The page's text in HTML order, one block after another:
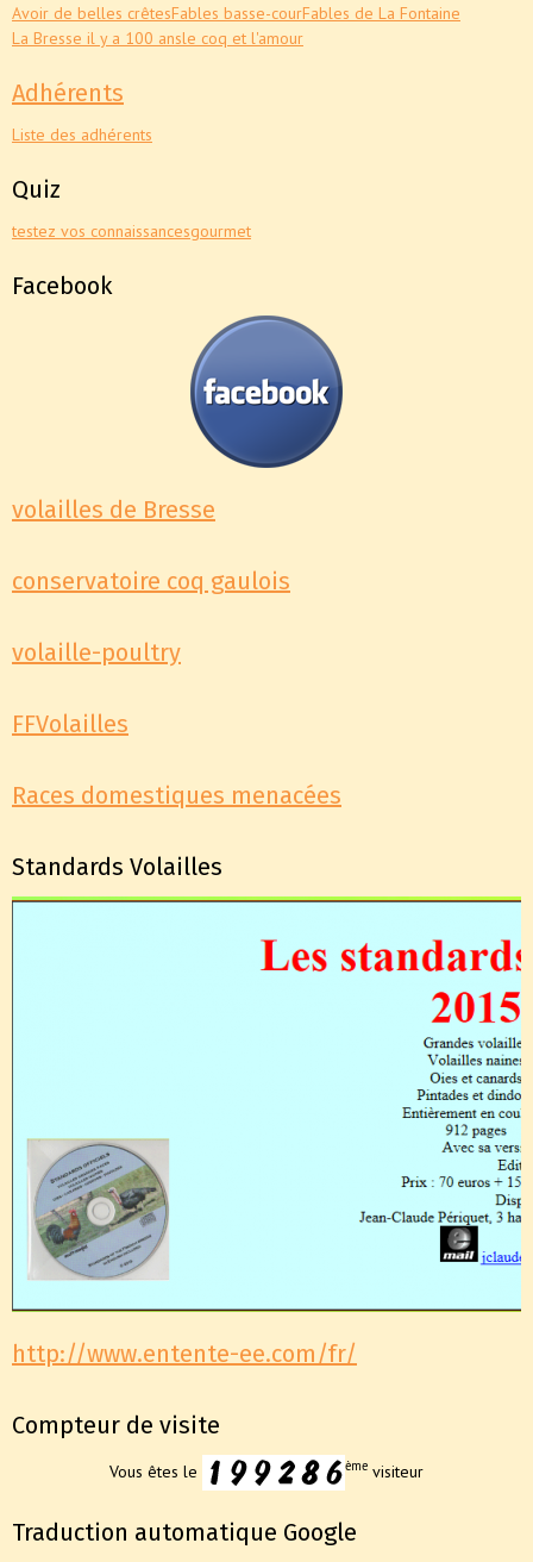
Avoir de belles crêtesFables basse-courFables de La Fontaine
La Bresse il y a 100 ansle coq et l'amour
Adhérents
Liste des adhérents
Quiz
testez vos connaissancesgourmet
Facebook
volailles de Bresse
conservatoire coq gaulois
volaille-poultry
FFVolailles
Races domestiques menacées
Standards Volailles
http://www.entente-ee.com/fr/
Compteur de visite
Vous êtes le ème visiteur
Traduction automatique Google